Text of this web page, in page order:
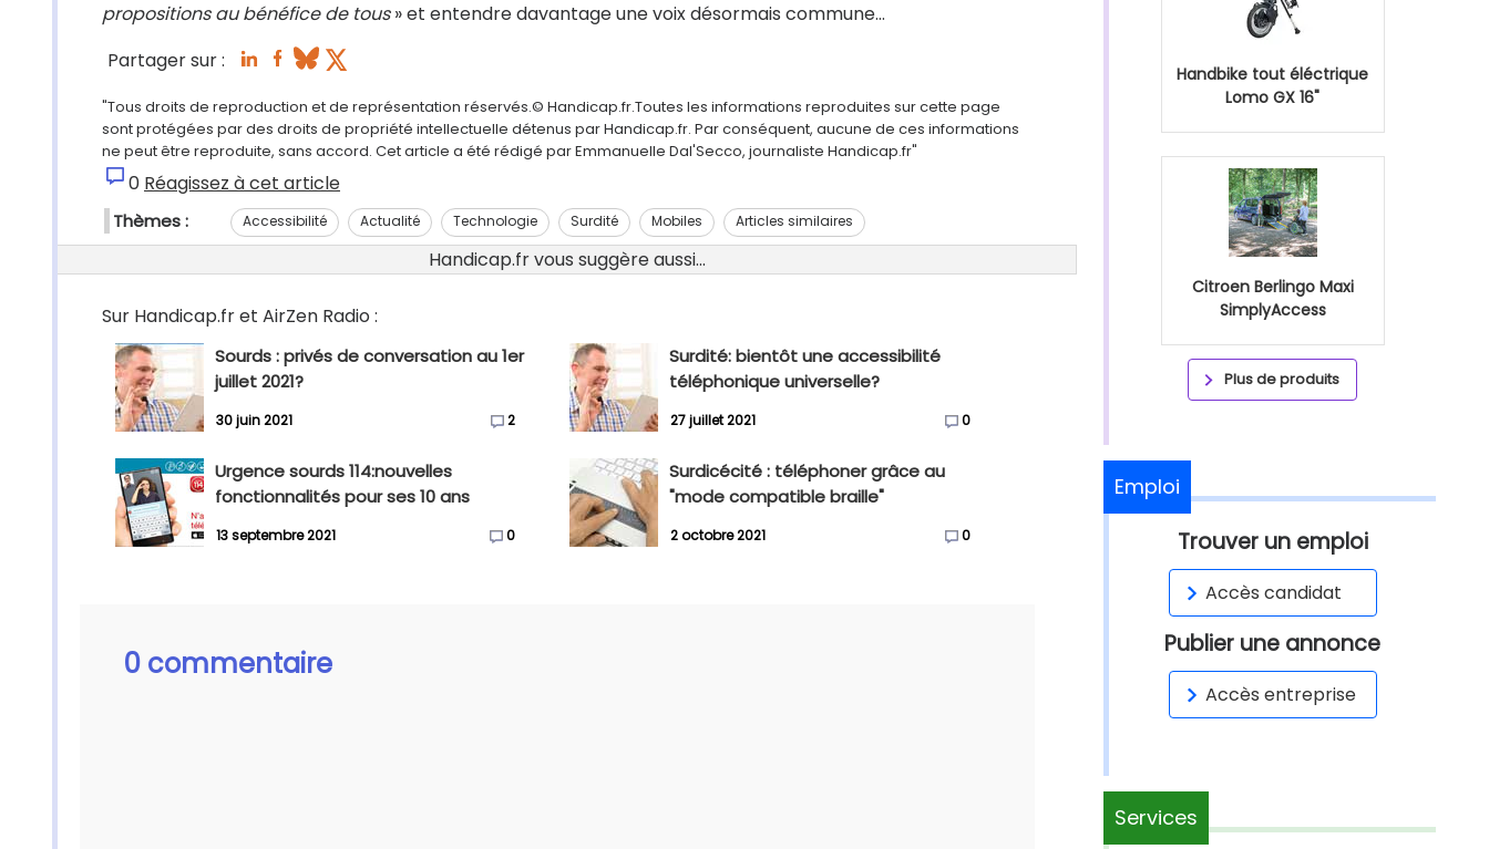
propositions au bénéfice de tous» et entendre davantage une voix désormais commune...
Partager sur :
"Tous droits de reproduction et de représentation réservés.© Handicap.fr.Toutes les informations reproduites sur cette page
sont protégées par des droits de propriété intellectuelle détenus par Handicap.fr. Par conséquent, aucune de ces informations
ne peut être reproduite, sans accord. Cet article a été rédigé par Emmanuelle Dal'Secco, journaliste Handicap.fr"
0 Réagissez à cet article
Thèmes : Accessibilité Actualité Technologie Surdité Mobiles Articles similaires
Handicap.fr vous suggère aussi...
Sur Handicap.fr et AirZen Radio :
Sourds : privés de conversation au 1er
juillet 2021?
30 juin 2021 2
Surdité: bientôt une accessibilité
téléphonique universelle?
27 juillet 2021 0
Urgence sourds 114:nouvelles
fonctionnalités pour ses 10 ans
13 septembre 2021 0
Surdicécité : téléphoner grâce au
"mode compatible braille"
2 octobre 2021 0
0 commentaire
Handbike tout éléctrique
Lomo GX 16"
Citroen Berlingo Maxi
SimplyAccess
Plus de produits
Emploi
Trouver un emploi
Accès candidat
Publier une annonce
Accès entreprise
Services